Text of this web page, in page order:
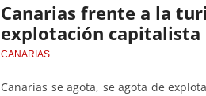
Canarias frente a la
explotación capitalista
CANARIAS
Canarias se agota, se agota de